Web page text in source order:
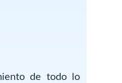
de todo lo